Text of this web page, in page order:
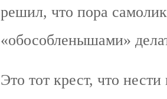
решил, что пора
«обособленышами»
Это тот крест, что